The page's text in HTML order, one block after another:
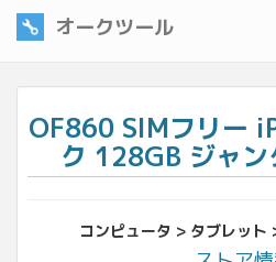
オークツール
OF860 SIMフリー
ク 128GB ジャ
コンピュータ > タブレッ